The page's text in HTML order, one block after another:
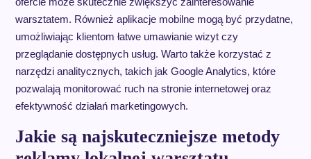
warsztatem. Również aplikacje mobilne mogą być przydatne,
umożliwiając klientom łatwe umawianie wizyt czy
przeglądanie dostępnych usług. Warto także korzystać z
narzędzi analitycznych, takich jak Google Analytics, które
pozwalają monitorować ruch na stronie internetowej oraz
efektywność działań marketingowych.
Jakie są najskuteczniejsze metody